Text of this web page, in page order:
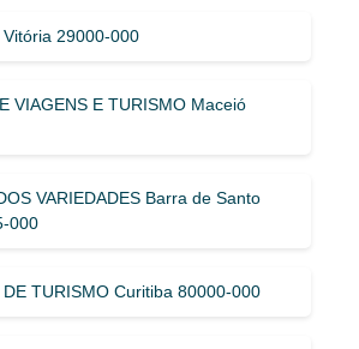
Vitória 29000-000
VIAGENS E TURISMO Maceió
VARIEDADES Barra de Santo
000
DE TURISMO Curitiba 80000-000